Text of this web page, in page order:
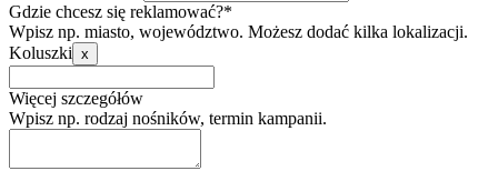
Gdzie chcesz się reklamować?*
Wpisz np. miasto, województwo. Możesz dodać kilka lokalizacji.
Koluszki x
Więcej szczegółów
Wpisz np. rodzaj nośników, termin kampanii.